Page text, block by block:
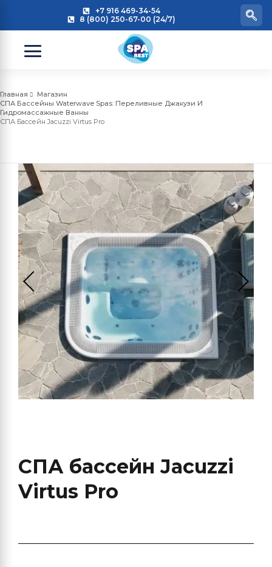
+7 916 469-34-54
8 (800) 250-67-00 (24/7)
Главная
Магазин
СПА Бассейны Waterwave Spas: Переливные Джакузи И
Гидромассажные Ванны
СПА Бассейн Jacuzzi Virtus Pro
СПА бассейн Jacuzzi
Virtus Pro